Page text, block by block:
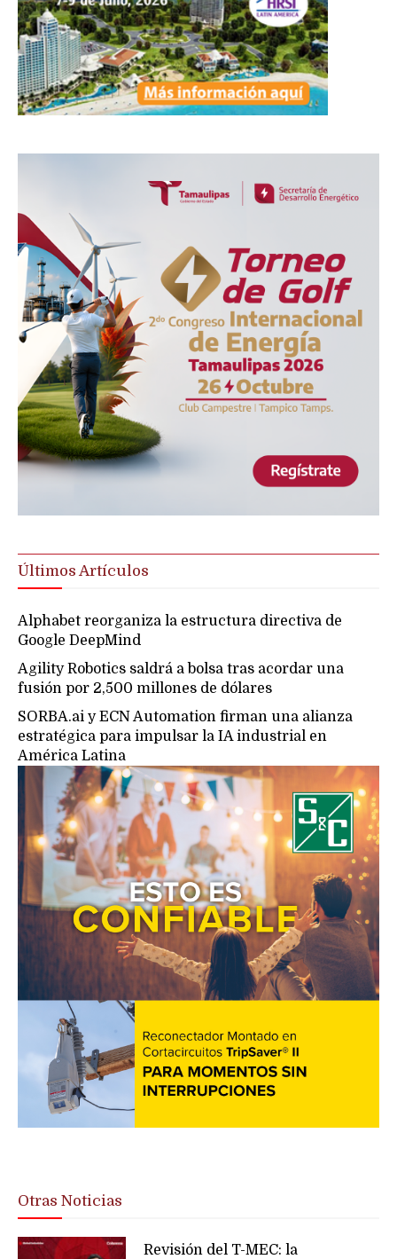
Últimos Artículos
Alphabet reorganiza la estructura directiva de
Google DeepMind
Agility Robotics saldrá a bolsa tras acordar una
fusión por 2,500 millones de dólares
SORBA.ai y ECN Automation firman una alianza
estratégica para impulsar la IA industrial en
América Latina
Otras Noticias
Revisión del T-MEC: la